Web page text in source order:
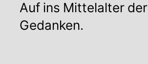
Auf ins Mittelalter der
Gedanken.